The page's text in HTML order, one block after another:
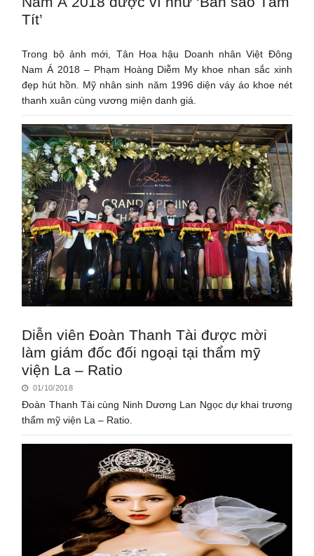
Tít’
Trong bộ ảnh mới, Tân Hoa hậu Doanh nhân Việt Đông
Nam Á 2018 – Phạm Hoàng Diễm My khoe nhan sắc xinh
đẹp hút hồn. Mỹ nhân sinh năm 1996 diện váy áo khoe nét
thanh xuân cùng vương miện danh giá.
Diễn viên Đoàn Thanh Tài được mời
làm giám đốc đối ngoại tại thẩm mỹ
viện La – Ratio
01/10/2018
Đoàn Thanh Tài cùng Ninh Dương Lan Ngọc dự khai trương
thẩm mỹ viện La – Ratio.